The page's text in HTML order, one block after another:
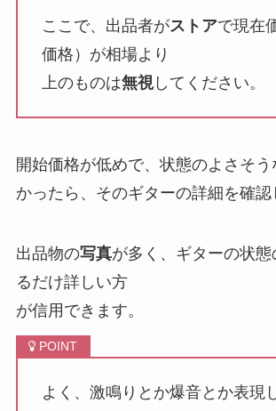
ここで、出品者がストアで現在
価格）が相場より
上のものは無視してください。
開始価格が低めで、状態のよさそ
かったら、そのギターの詳細を確認
出品物の写真が多く、ギターの状態
るだけ詳しい方
が信用できます。
よく、激鳴りとか爆音とか表現